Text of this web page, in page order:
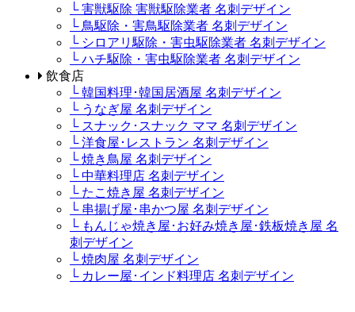
└ 害獣駆除 害獣駆除業者 名刺デザイン
└ 鳥駆除・害鳥駆除業者 名刺デザイン
└ シロアリ駆除・害虫駆除業者 名刺デザイン
└ ハチ駆除・害虫駆除業者 名刺デザイン
飲食店
└ 韓国料理･韓国居酒屋 名刺デザイン
└ うなぎ屋 名刺デザイン
└ スナック･スナック ママ 名刺デザイン
└ 洋食屋･レストラン 名刺デザイン
└ 焼き鳥屋 名刺デザイン
└ 中華料理店 名刺デザイン
└ たこ焼き屋 名刺デザイン
└ 串揚げ屋･串かつ屋 名刺デザイン
└ もんじゃ焼き屋･お好み焼き屋･鉄板焼き屋 名
刺デザイン
└ 焼肉屋 名刺デザイン
└ カレー屋･インド料理店 名刺デザイン